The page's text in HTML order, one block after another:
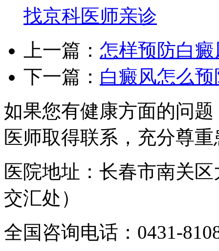
找京科医师亲诊
上一篇： 怎样预防白
下一篇： 白癜风怎么
如果您有健康方面的问
医师取得联系，充分尊
医院地址：长春市南关
交汇处）
全国咨询电话： 0431-